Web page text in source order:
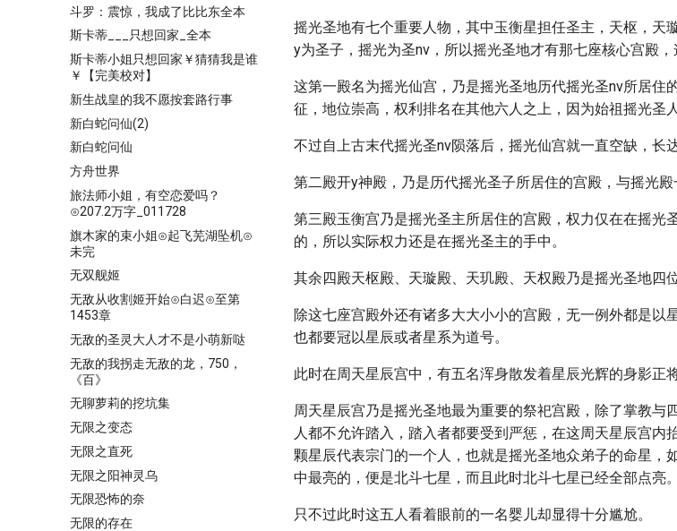
斗罗：震惊，我成了比比东全本
斯卡蒂___只想回家_全本
斯卡蒂小姐只想回家￥猜猜我是谁
￥【完美校对】
新生战皇的我不愿按套路行事
新白蛇问仙(2)
新白蛇问仙
方舟世界
旅法师小姐，有空恋爱吗？
⊙207.2万字_011728
旗木家的束小姐⊙起飞芜湖坠机⊙
未完
无双舰姬
无敌从收割姬开始⊙白迟⊙至第
1453章
无敌的圣灵大人才不是小萌新哒
无敌的我拐走无敌的龙，750，
《百》
无聊萝莉的挖坑集
无限之变态
无限之直死
无限之阳神灵乌
无限恐怖的奈
无限的存在
摇光圣地有七个重要人物，其中玉衡星担任圣主，天枢，天
y为圣子，摇光为圣nv，所以摇光圣地才有那七座核心宫殿，
这第一殿名为摇光仙宫，乃是摇光圣地历代摇光圣nv所居住
征，地位崇高，权利排名在其他六人之上，因为始祖摇光圣
不过自上古末代摇光圣nv陨落后，摇光仙宫就一直空缺，长
第二殿开y神殿，乃是历代摇光圣子所居住的宫殿，与摇光殿
第三殿玉衡宫乃是摇光圣主所居住的宫殿，权力仅在在摇光
的，所以实际权力还是在摇光圣主的手中。
其余四殿天枢殿、天璇殿、天玑殿、天权殿乃是摇光圣地四
除这七座宫殿外还有诸多大大小小的宫殿，无一例外都是以
也都要冠以星辰或者星系为道号。
此时在周天星辰宫中，有五名浑身散发着星辰光辉的身影正
周天星辰宫乃是摇光圣地最为重要的祭祀宫殿，除了掌教与
人都不允许踏入，踏入者都要受到严惩，在这周天星辰宫内
颗星辰代表宗门的一个人，也就是摇光圣地众弟子的命星，
中最亮的，便是北斗七星，而且此时北斗七星已经全部点亮。
只不过此时这五人看着眼前的一名婴儿却显得十分尴尬。